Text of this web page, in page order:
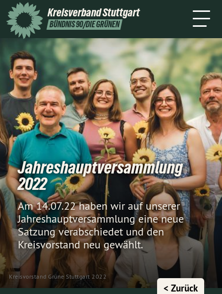
KreisverbandStuttgart
BÜNDNIS 90/DIE GRÜNEN
Leichte
Sprache
Presse Kontakt Stuttgart
Kreisvorstand Grüne Stuttgart 2022
Jahreshauptversammlung
2022
Am 14.07.22 haben wir auf unserer
Jahreshauptversammlung eine neue
Satzung verabschiedet und den
Kreisvorstand neu gewählt.
< Zurück